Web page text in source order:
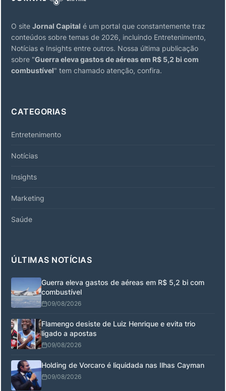
O site Jornal Capital é um portal que constantemente traz
conteúdos sobre temas de 2026, incluindo Entretenimento,
Notícias e Insights entre outros. Nossa última publicação
sobre "Guerra eleva gastos de aéreas em R$ 5,2 bi com
combustível" tem chamado atenção, confira.
CATEGORIAS
Entretenimento
Notícias
Insights
Marketing
Saúde
ÚLTIMAS NOTÍCIAS
Guerra eleva gastos de aéreas em R$ 5,2 bi com
combustível
09/08/2026
Flamengo desiste de Luiz Henrique e evita trio
ligado a apostas
09/08/2026
Holding de Vorcaro é liquidada nas Ilhas Cayman
09/08/2026